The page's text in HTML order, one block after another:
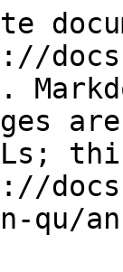
qu/